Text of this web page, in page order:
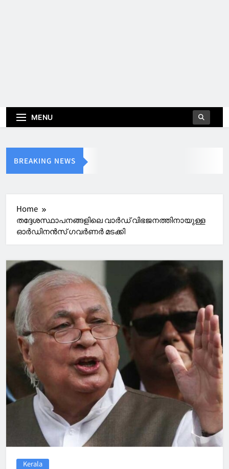
MENU
BREAKING NEWS
Home
തദ്ദേശസ്ഥാപനങ്ങളിലെ വാർഡ് വിഭജനത്തിനായുള്ള
ഓർഡിനൻസ് ഗവർണർ മടക്കി
Kerala